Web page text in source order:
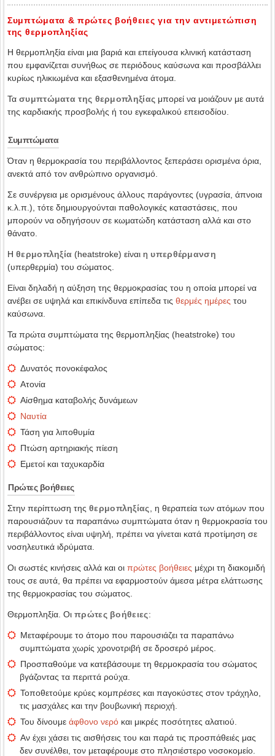
Συμπτώματα & πρώτες βοήθειες για την αντιμετώπιση
της θερμοπληξίας
Η θερμοπληξία είναι μια βαριά και επείγουσα κλινική κατάσταση
που εμφανίζεται συνήθως σε περιόδους καύσωνα και προσβάλλει
κυρίως ηλικιωμένα και εξασθενημένα άτομα.
Τα συμπτώματα της θερμοπληξίας μπορεί να μοιάζουν με αυτά
της καρδιακής προσβολής ή του εγκεφαλικού επεισοδίου.
Συμπτώματα
Όταν η θερμοκρασία του περιβάλλοντος ξεπεράσει ορισμένα όρια,
ανεκτά από τον ανθρώπινο οργανισμό.
Σε συνέργεια με ορισμένους άλλους παράγοντες (υγρασία, άπνοια
κ.λ.π.), τότε δημιουργούνται παθολογικές καταστάσεις, που
μπορούν να οδηγήσουν σε κωματώδη κατάσταση αλλά και στο
θάνατο.
Η θερμοπληξία (heatstroke) είναι η υπερθέρμανση
(υπερθερμία) του σώματος.
Είναι δηλαδή η αύξηση της θερμοκρασίας του η οποία μπορεί να
ανέβει σε υψηλά και επικίνδυνα επίπεδα τις θερμές ημέρες του
καύσωνα.
Τα πρώτα συμπτώματα της θερμοπληξίας (heatstroke) του
σώματος:
Δυνατός πονοκέφαλος
Ατονία
Αίσθημα καταβολής δυνάμεων
Ναυτία
Τάση για λιποθυμία
Πτώση αρτηριακής πίεση
Εμετοί και ταχυκαρδία
Πρώτες βοήθειες
Στην περίπτωση της θερμοπληξίας , η θεραπεία των ατόμων που
παρουσιάζουν τα παραπάνω συμπτώματα όταν η θερμοκρασία του
περιβάλλοντος είναι υψηλή, πρέπει να γίνεται κατά προτίμηση σε
νοσηλευτικά ιδρύματα.
Οι σωστές κινήσεις αλλά και οι πρώτες βοήθειες μέχρι τη διακομιδή
τους σε αυτά, θα πρέπει να εφαρμοστούν άμεσα μέτρα ελάττωσης
της θερμοκρασίας του σώματος.
Θερμοπληξία. Οι πρώτες βοήθειες:
Μεταφέρουμε το άτομο που παρουσιάζει τα παραπάνω
συμπτώματα χωρίς χρονοτριβή σε δροσερό μέρος.
Προσπαθούμε να κατεβάσουμε τη θερμοκρασία του σώματος
βγάζοντας τα περιττά ρούχα.
Τοποθετούμε κρύες κομπρέσες και παγοκύστες στον τράχηλο,
τις μασχάλες και την βουβωνική περιοχή.
Του δίνουμε άφθονο νερό και μικρές ποσότητες αλατιού.
Αν έχει χάσει τις αισθήσεις του και παρά τις προσπάθειές μας
δεν συνέλθει, τον μεταφέρουμε στο πλησιέστερο νοσοκομείο.